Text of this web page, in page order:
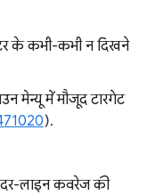
के कभी-कभी न दिखने
मेन्यू में मौजूद टारगेट
).
दर-लाइन कवरेज की